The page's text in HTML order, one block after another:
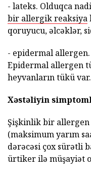
- lateks. Olduqca
bir allergik reaksiya
qoruyucu, əlcəklər,
- epidermal
Epidermal allergen
heyvanların tükü var.
Xəstəliyin
Şişkinlik bir allergen
(maksimum yarım
dərəcəsi çox sürətli
ürtiker ilə müşayiət